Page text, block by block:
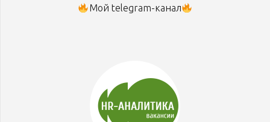
Мой telegram-канал